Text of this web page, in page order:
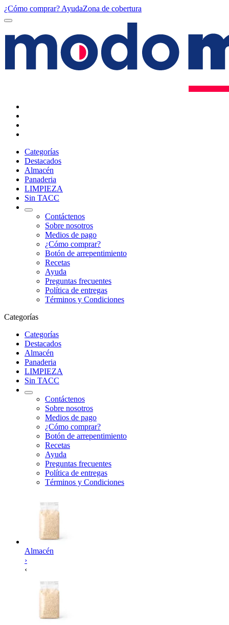
¿Cómo comprar? AyudaZona de cobertura
Categorías
Destacados
Almacén
Panaderia
LIMPIEZA
Sin TACC
Contáctenos
Sobre nosotros
Medios de pago
¿Cómo comprar?
Botón de arrepentimiento
Recetas
Ayuda
Preguntas frecuentes
Política de entregas
Términos y Condiciones
Categorías
Categorías
Destacados
Almacén
Panaderia
LIMPIEZA
Sin TACC
Contáctenos
Sobre nosotros
Medios de pago
¿Cómo comprar?
Botón de arrepentimiento
Recetas
Ayuda
Preguntas frecuentes
Política de entregas
Términos y Condiciones
Almacén
›
‹